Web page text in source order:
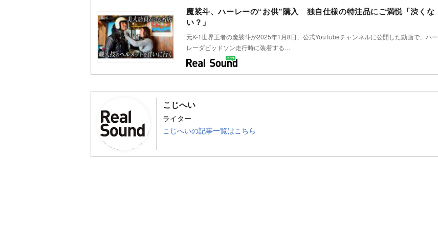
魔裟斗、ハーレーの“お供”購入 独自仕様の特注品にご満悦「渋くな
い？」
元K-1世界王者の魔裟斗が2025年1月8日、公式YouTubeチャンネルに公開した動画で、ハー
レーダビッドソン走行時に装着する…
こじへい
ライター
こじへいの記事一覧はこちら